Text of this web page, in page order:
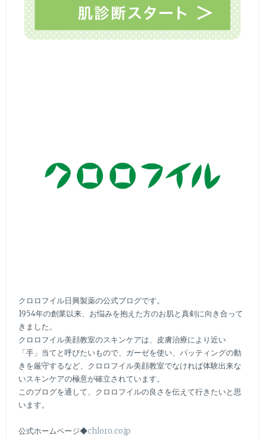
け
見
な
い
日
の
肌
ケ
ー
クロロフイル日興製薬の公式ブログです。
1954年の創業以来、お悩みを抱えた方のお肌と真剣に向き合って
きました。
クロロフイル美顔教室のスキンケアは、皮膚治療により近い
「手」当てと呼びたいもので、ガーゼを使い、パッティングの動
きを厳守するなど、クロロフイル美顔教室でなければ体験出来な
いスキンケアの極意が確立されています。
このブログを通して、クロロフイルの良さを伝えて行きたいと思
います。
公式ホームページ◆chloro.co.jp